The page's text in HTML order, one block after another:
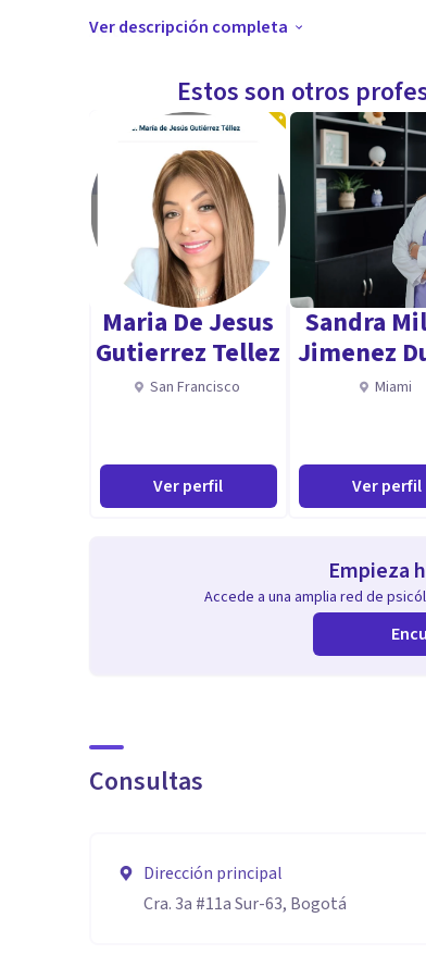
Aptitudes
Neuropsicología y Educación
Prevención de autolesiones
Primeros auxilios Psicológicos y
Psicología de las adicciones
Psicodiagnostico Infantil
Terapia cognitivo conductual
Terapia Racional Emotivo Conductual
Psicología Positiva
Diplomado en Seguridad y Salud en el
Ver descripción completa
Estos son otros
Maria De Jesus
Gutierrez Tellez
San Francisco
Ver perfil
Sandra
Jimenez
Miami
Ver perfil
Empieza
Accede a una amplia red de
Consultas
Dirección principal
Cra. 3a #11a Sur-63, Bogotá